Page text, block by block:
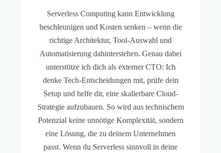
Serverless Computing kann Entwicklung
beschleunigen und Kosten senken – wenn die
richtige Architektur, Tool-Auswahl und
Automatisierung dahinterstehen. Genau dabei
unterstütze ich dich als externer CTO: Ich
denke Tech-Entscheidungen mit, prüfe dein
Setup und helfe dir, eine skalierbare Cloud-
Strategie aufzubauen. So wird aus technischem
Potenzial keine unnötige Komplexität, sondern
eine Lösung, die zu deinem Unternehmen
passt. Wenn du Serverless sinnvoll in deine